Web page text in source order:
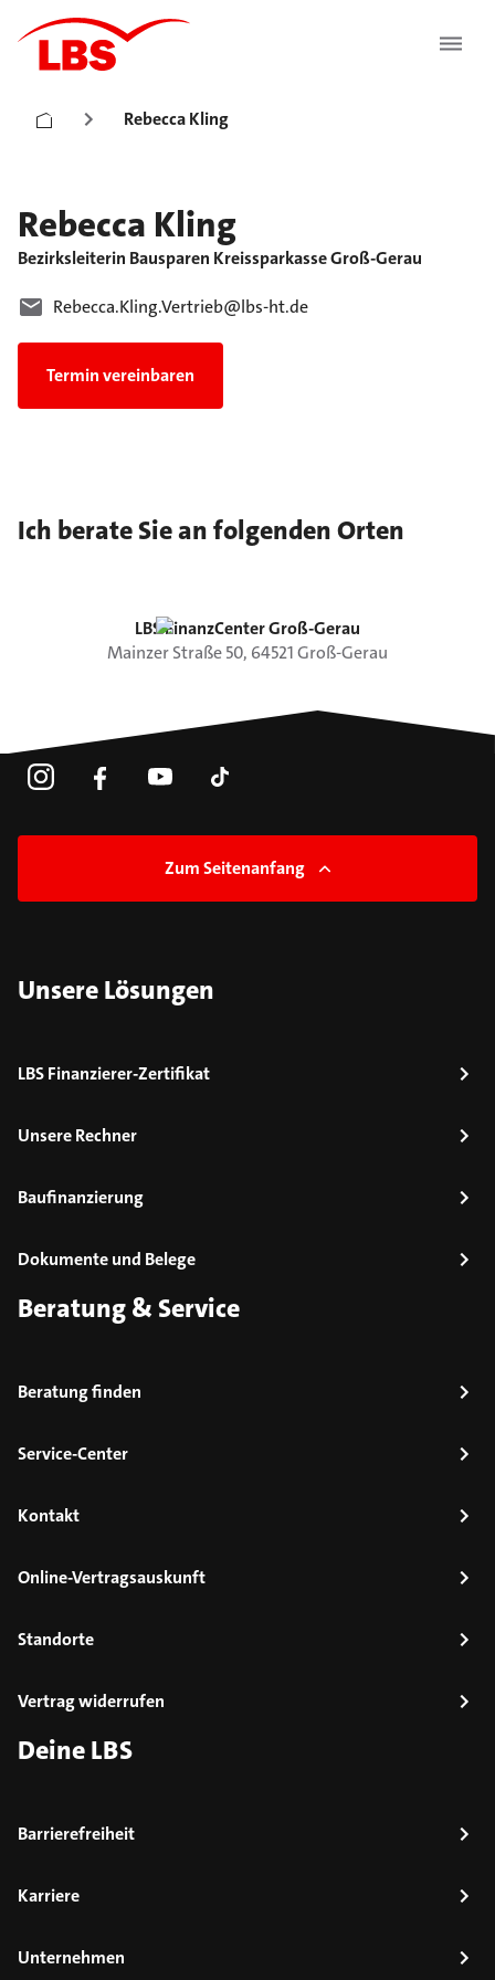
Rebecca Kling
Rebecca Kling
Bezirksleiterin Bausparen Kreissparkasse Groß-Gerau
Rebecca.Kling.Vertrieb@lbs-ht.de
Termin vereinbaren
Ich berate Sie an folgenden Orten
LBS FinanzCenter Groß-Gerau
Mainzer Straße50, 64521Groß-Gerau
Zum Seitenanfang
Unsere Lösungen
LBS Finanzierer-Zertifikat
Unsere Rechner
Baufinanzierung
Dokumente und Belege
Beratung & Service
Beratung finden
Service-Center
Kontakt
Online-Vertragsauskunft
Standorte
Vertrag widerrufen
Deine LBS
Barrierefreiheit
Karriere
Unternehmen